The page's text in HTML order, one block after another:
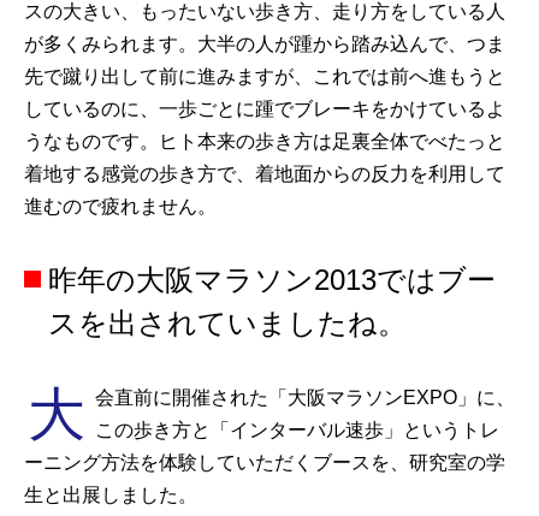
スの大きい、もったいない歩き方、走り方をしている人
が多くみられます。大半の人が踵から踏み込んで、つま
先で蹴り出して前に進みますが、これでは前へ進もうと
しているのに、一歩ごとに踵でブレーキをかけているよ
うなものです。ヒト本来の歩き方は足裏全体でべたっと
着地する感覚の歩き方で、着地面からの反力を利用して
進むので疲れません。
昨年の大阪マラソン2013ではブー
スを出されていましたね。
大 会直前に開催された「大阪マラソンEXPO」に、
この歩き方と「インターバル速歩」というトレ
ーニング方法を体験していただくブースを、研究室の学
生と出展しました。